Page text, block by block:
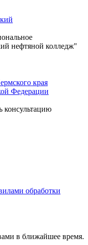
нефтяной колледж"
края
Федерации
консультацию
обработки
в ближайшее время.